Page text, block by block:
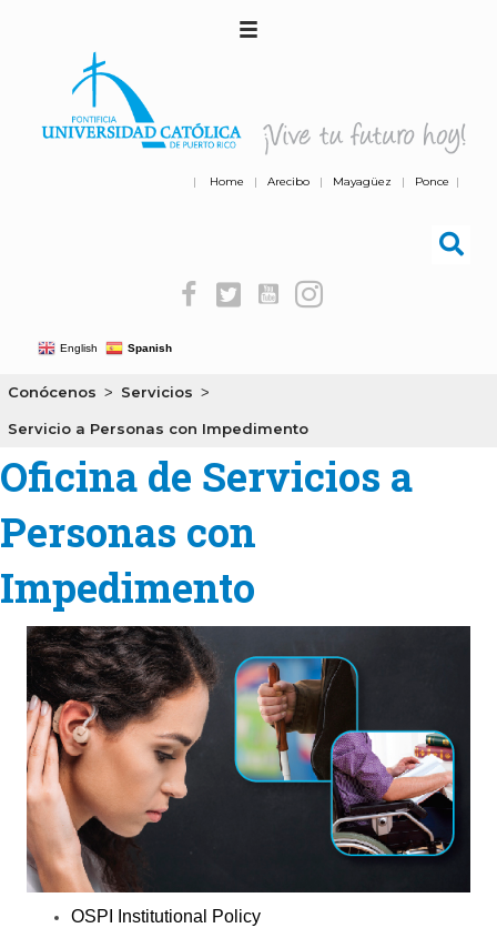
| Home | Arecibo | Mayagüez | Ponce |
English Spanish
Conócenos > Servicios >
Servicio a Personas con Impedimento
Oficina de Servicios a
Personas con
Impedimento
OSPI Institutional Policy